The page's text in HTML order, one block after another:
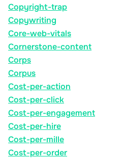
Copyright-trap
Copywriting
Core-web-vitals
Cornerstone-content
Corps
Corpus
Cost-per-action
Cost-per-click
Cost-per-engagement
Cost-per-hire
Cost-per-mille
Cost-per-order